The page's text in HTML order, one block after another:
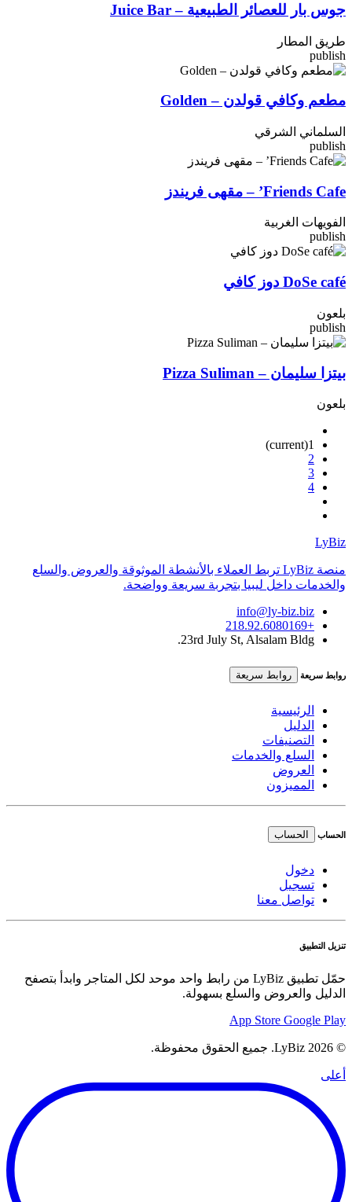
جوس بار للعصائر الطبيعية – Juice Bar
طريق المطار
publish
مطعم وكافي قولدن – Golden
السلماني الشرقي
publish
Friends Cafe’ – مقهى فريندز
الفويهات الغربية
publish
DoSe café دوز كافي
بلعون
publish
بيتزا سليمان – Pizza Suliman
بلعون
1
(current)
2
3
4
LyBiz
منصة LyBiz تربط العملاء بالأنشطة الموثوقة والعروض والسلع
والخدمات داخل ليبيا بتجربة سريعة وواضحة.
info@ly-biz.biz
+218.92.6080169
23rd July St, Alsalam Bldg.
روابط سريعة روابط سريعة
الرئيسية
الدليل
التصنيفات
السلع والخدمات
العروض
المميزون
الحساب الحساب
دخول
تسجيل
تواصل معنا
تنزيل التطبيق
حمّل تطبيق LyBiz من رابط واحد موحد لكل المتاجر وابدأ بتصفح
الدليل والعروض والسلع بسهولة.
App Store Google Play
© 2026 LyBiz. جميع الحقوق محفوظة.
أعلى